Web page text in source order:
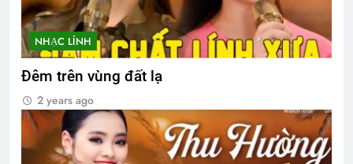
NHẠC LÍNH
Đêm trên vùng đất lạ
2 years ago